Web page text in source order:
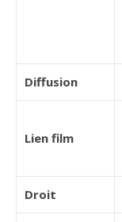
Diffusion
Lien film
Droit